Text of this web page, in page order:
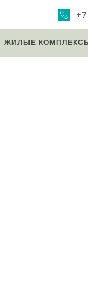
ЖИЛЫЕ КОМПЛЕКСЫ